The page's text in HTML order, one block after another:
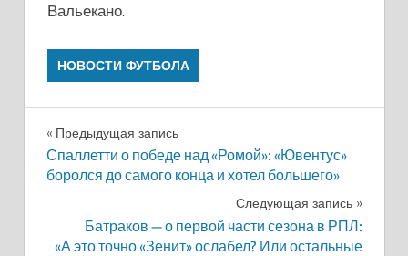
Вальекано.
НОВОСТИ ФУТБОЛА
Навигация
по
Предыдущая запись
Спаллетти о победе над «Ромой»: «Ювентус»
боролся до самого конца и хотел большего»
Следующая запись
Батраков — о первой части сезона в РПЛ:
«А это точно «Зенит» ослабел? Или остальные